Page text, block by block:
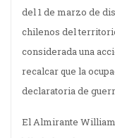
del 1 de marzo de
chilenos del
considerada una
recalcar que la
declaratoria de
El Almirante